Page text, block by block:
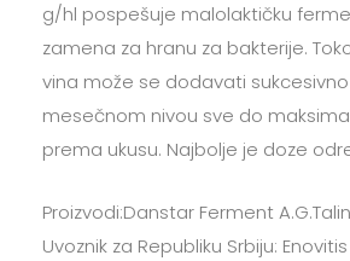
g/hl pospešuje malolaktičku
zamena za hranu za bakterije.
vina može se dodavati
mesečnom nivou sve do
prema ukusu. Najbolje je doze
Proizvodi:Danstar Ferment
Uvoznik za Republiku Srbiju: